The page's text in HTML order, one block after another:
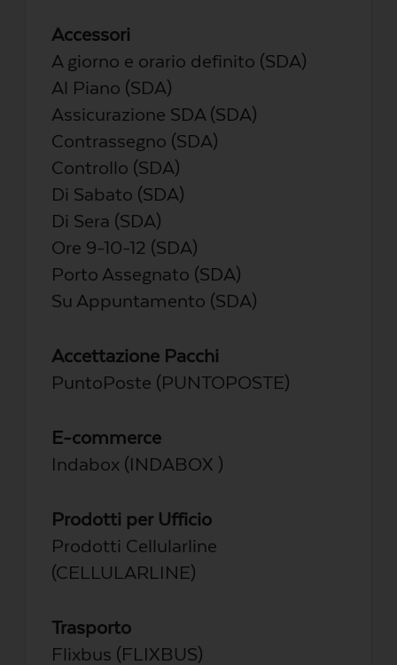
Accessori
A giorno e orario definito (SDA)
Al Piano (SDA)
Assicurazione SDA (SDA)
Contrassegno (SDA)
Controllo (SDA)
Di Sabato (SDA)
Di Sera (SDA)
Ore 9-10-12 (SDA)
Porto Assegnato (SDA)
Su Appuntamento (SDA)
Accettazione Pacchi
PuntoPoste (PUNTOPOSTE)
E-commerce
Indabox (INDABOX )
Prodotti per Ufficio
Prodotti Cellularline
(CELLULARLINE)
Trasporto
Flixbus (FLIXBUS)